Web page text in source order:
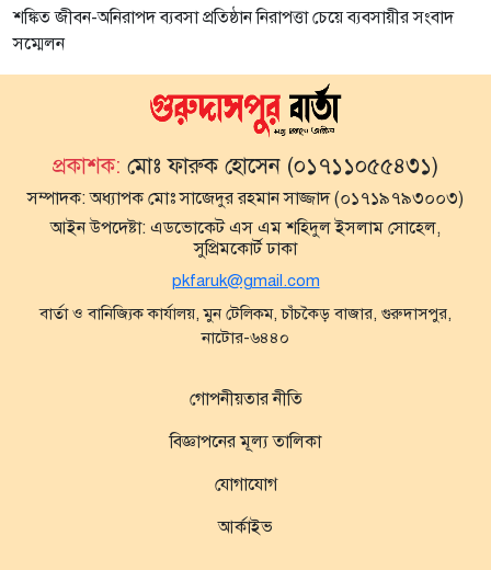
শঙ্কিত জীবন-অনিরাপদ ব্যবসা প্রতিষ্ঠান নিরাপত্তা চেয়ে ব্যবসায়ীর সংবাদ
সম্মেলন
প্রকাশক: মোঃ ফারুক হোসেন (০১৭১১০৫৫৪৩১)
সম্পাদক:অধ্যাপক মোঃ সাজেদুর রহমান সাজ্জাদ (০১৭১৯৭৯৩০০৩)
আইন উপদেষ্টা: এডভোকেট এস এম শহিদুল ইসলাম সোহেল,
সুপ্রিমকোর্ট ঢাকা
pkfaruk@gmail.com
বার্তা ও বানিজ্যিক কার্যালয়, মুন টেলিকম, চাঁচকৈড় বাজার, গুরুদাসপুর,
নাটোর-৬৪৪০
গোপনীয়তার নীতি
বিজ্ঞাপনের মূল্য তালিকা
যোগাযোগ
আর্কাইভ